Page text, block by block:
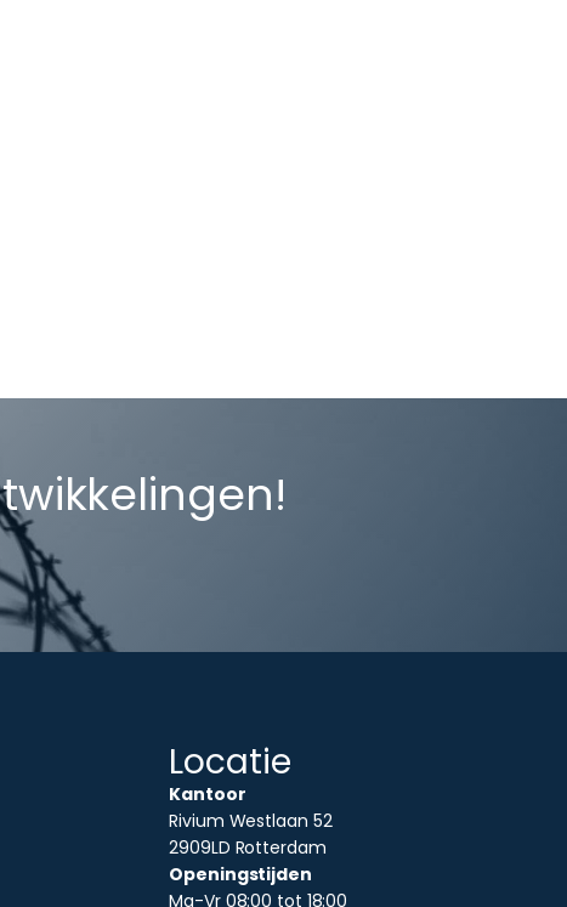
Locatie
Kantoor
Rivium Westlaan 52
2909LD Rotterdam
Openingstijden
Ma-Vr 08:00 tot 18:00